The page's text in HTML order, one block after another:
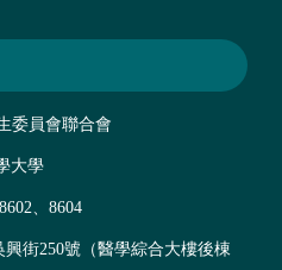
委員會聯合會
大學
、8604
興街250號（醫學綜合大樓後棟